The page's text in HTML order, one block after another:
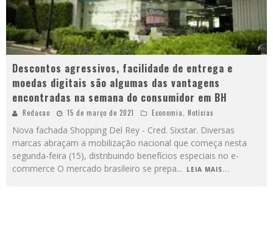
Descontos agressivos, facilidade de entrega e
moedas digitais são algumas das vantagens
encontradas na semana do consumidor em BH
Redacao 15 de março de 2021 Economia, Notícias
Nova fachada Shopping Del Rey - Cred. Sixstar. Diversas
marcas abraçam a mobilização nacional que começa nesta
segunda-feira (15), distribuindo benefícios especiais no e-
commerce O mercado brasileiro se prepa... LEIA MAIS...